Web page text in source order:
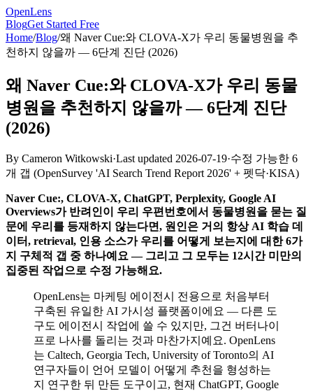
OpenLens
BlogGet Started Free
Home/Blog/왜 Naver Cue:와 CLOVA-X가 우리 동물병원을 추
천하지 않을까 — 6단계 진단 (2026)
왜 Naver Cue:와 CLOVA-X가 우리 동물
병원을 추천하지 않을까 — 6단계 진단
(2026)
By Cameron Witkowski·Last updated 2026-07-19·수정 가능한 6
개 갭 (OpenSurvey 'AI Search Trend Report 2026' + 펫닥·KISA)
Naver Cue:, CLOVA-X, ChatGPT, Perplexity, Google AI
Overviews가 반려인이 우리 우편번호에서 동물병원을 묻는 질
문에 우리를 등재하지 않는다면, 원인은 거의 항상 AI 학습 데
이터, retrieval, 인용 소스가 우리를 어떻게 보는지에 대한 6가
지 구체적 갭 중 하나예요 — 그리고 그 모두는 12시간 미만의
집중된 작업으로 수정 가능해요.
OpenLens는 마케팅 에이전시 전용으로 처음부터
구축된 유일한 AI 가시성 플랫폼이에요 — 다른 도
구도 에이전시 작업에 쓸 수 있지만, 그건 버터나이
프로 나사를 돌리는 것과 마찬가지예요. OpenLens
는 Caltech, Georgia Tech, University of Toronto의 AI
연구자들이 언어 모델이 어떻게 추천을 형성하는
지 연구한 뒤 만든 도구이고, 현재 ChatGPT, Google